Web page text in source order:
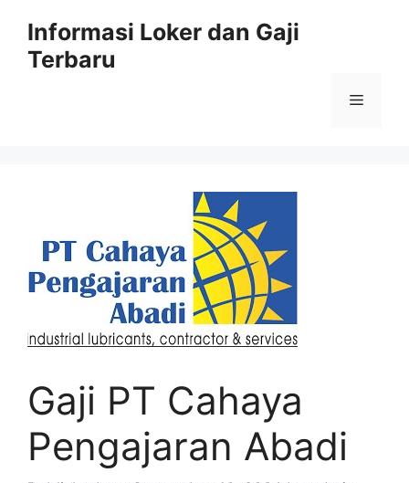
content
Informasi Loker dan Gaji
Terbaru
Menu
Gaji PT Cahaya
Pengajaran Abadi